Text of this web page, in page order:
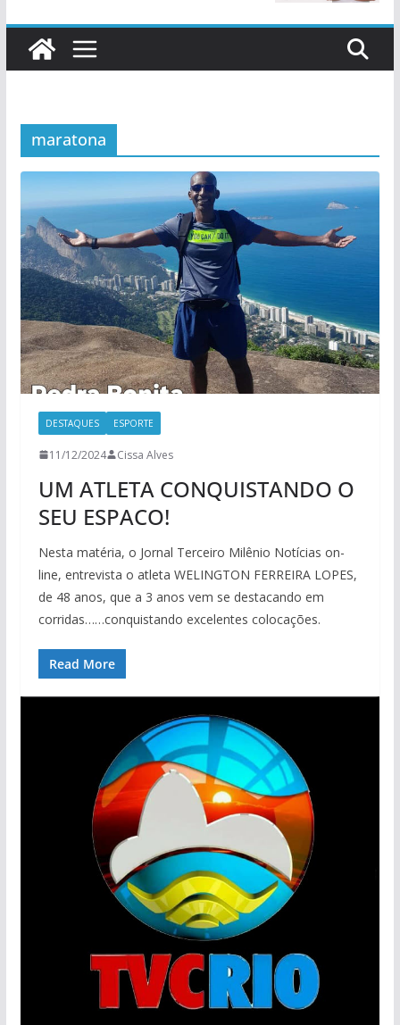
maratona
DESTAQUES ESPORTE
11/12/2024 Cissa Alves
UM ATLETA CONQUISTANDO O
SEU ESPACO!
Nesta matéria, o Jornal Terceiro Milênio Notícias on-
line, entrevista o atleta WELINGTON FERREIRA LOPES,
de 48 anos, que a 3 anos vem se destacando em
corridas……conquistando excelentes colocações.
Read More